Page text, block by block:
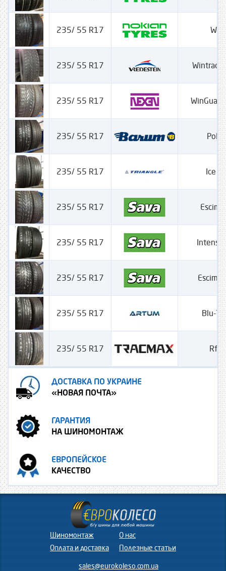
235/ 55 R17
235/ 55 R17 Wintrac
235/ 55 R17
235/ 55 R17
235/ 55 R17 Ice
235/ 55 R17
235/ 55 R17 Intensa
235/ 55 R17 Escimo
235/ 55 R17 Blu-
235/ 55 R17 Rf-
ДОСТАВКА ПО УКРАИНЕ
«НОВАЯ ПОЧТА»
ГАРАНТИЯ
НА ШИНОМОНТАЖ
ЕВРОПЕЙСКОЕ
КАЧЕСТВО
Шиномонтаж
Оплата и доставка
О нас
Полезные статьи
sales@eurokoleso.com.ua